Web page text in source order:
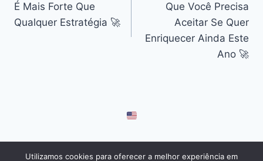
Post
É Mais Forte Que
Qualquer Estratégia 🚀
Que Você Precisa
Aceitar Se Quer
Enriquecer Ainda Este
Ano 🚀
Utilizamos cookies para oferecer a melhor experiência em